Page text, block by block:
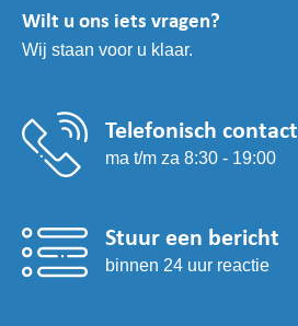
Wilt u ons iets vragen?
Wij staan voor u klaar.
Telefonisch contact
ma t/m za 8:30 - 19:00
Stuur een bericht
binnen 24 uur reactie